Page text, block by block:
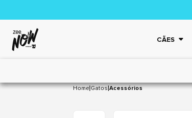
CÃES
Home|Gatos|Acessórios